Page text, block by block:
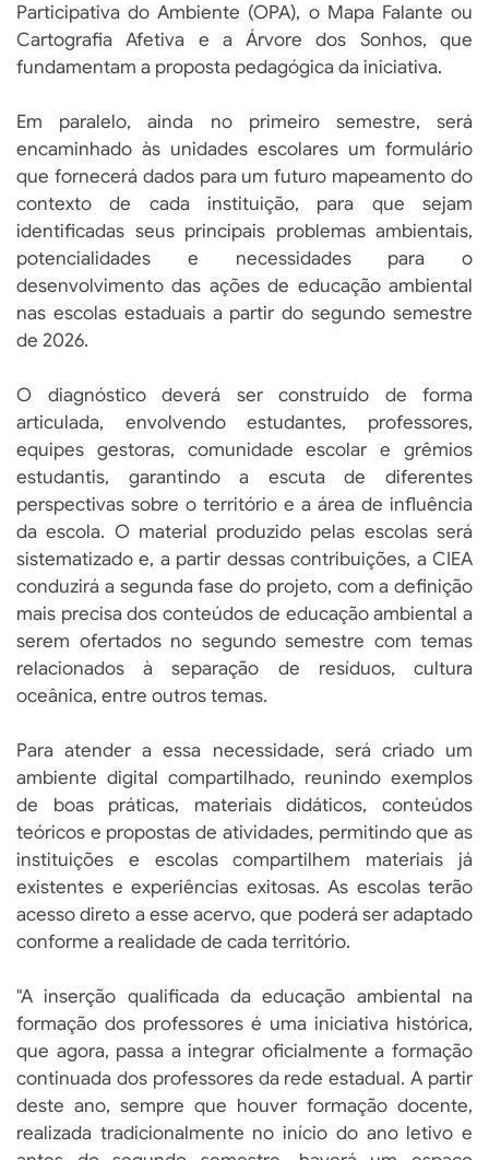
Participativa do Ambiente (OPA), o Mapa Falante ou
Cartografia Afetiva e a Árvore dos Sonhos, que
fundamentam a proposta pedagógica da iniciativa.
Em paralelo, ainda no primeiro semestre, será
encaminhado às unidades escolares um formulário
que fornecerá dados para um futuro mapeamento do
contexto de cada instituição, para que sejam
identificadas seus principais problemas ambientais,
potencialidades e necessidades para o
desenvolvimento das ações de educação ambiental
nas escolas estaduais a partir do segundo semestre
de 2026.
O diagnóstico deverá ser construído de forma
articulada, envolvendo estudantes, professores,
equipes gestoras, comunidade escolar e grêmios
estudantis, garantindo a escuta de diferentes
perspectivas sobre o território e a área de influência
da escola. O material produzido pelas escolas será
sistematizado e, a partir dessas contribuições, a CIEA
conduzirá a segunda fase do projeto, com a definição
mais precisa dos conteúdos de educação ambiental a
serem ofertados no segundo semestre com temas
relacionados à separação de resíduos, cultura
oceânica, entre outros temas.
Para atender a essa necessidade, será criado um
ambiente digital compartilhado, reunindo exemplos
de boas práticas, materiais didáticos, conteúdos
teóricos e propostas de atividades, permitindo que as
instituições e escolas compartilhem materiais já
existentes e experiências exitosas. As escolas terão
acesso direto a esse acervo, que poderá ser adaptado
conforme a realidade de cada território.
"A inserção qualificada da educação ambiental na
formação dos professores é uma iniciativa histórica,
que agora, passa a integrar oficialmente a formação
continuada dos professores da rede estadual. A partir
deste ano, sempre que houver formação docente,
realizada tradicionalmente no início do ano letivo e